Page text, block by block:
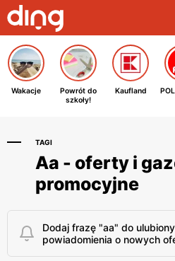
Wakacje
Powrót do
szkoły!
Kaufland
TAGI
Aa - oferty i
promocyjne
Dodaj frazę "aa" do
powiadomienia o nowych